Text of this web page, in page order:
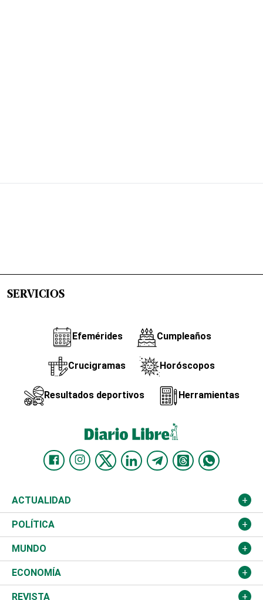
SERVICIOS
Efemérides Cumpleaños
Crucigramas Horóscopos
Resultados deportivos Herramientas
ACTUALIDAD
Nacional
Ciudad
Educación
Salud
POLÍTICA
Partidos
JCE
TSE
MUNDO
Estados Unidos
América Latina
ECONOMÍA
Finanzas
REVISTA